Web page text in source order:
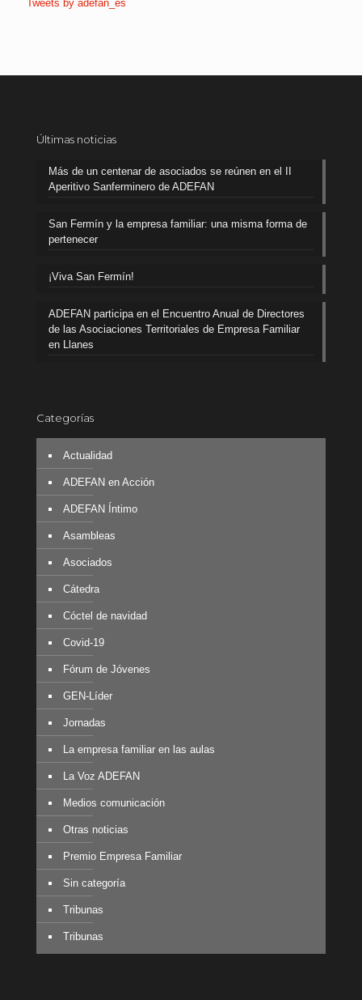
Tweets by adefan_es
Últimas noticias
Más de un centenar de asociados se reúnen en el II
Aperitivo Sanferminero de ADEFAN
San Fermín y la empresa familiar: una misma forma de
pertenecer
¡Viva San Fermín!
ADEFAN participa en el Encuentro Anual de Directores
de las Asociaciones Territoriales de Empresa Familiar
en Llanes
Categorías
Actualidad
ADEFAN en Acción
ADEFAN Íntimo
Asambleas
Asociados
Cátedra
Cóctel de navidad
Covid-19
Fórum de Jóvenes
GEN-Líder
Jornadas
La empresa familiar en las aulas
La Voz ADEFAN
Medios comunicación
Otras noticias
Premio Empresa Familiar
Sin categoría
Tribunas
Tribunas